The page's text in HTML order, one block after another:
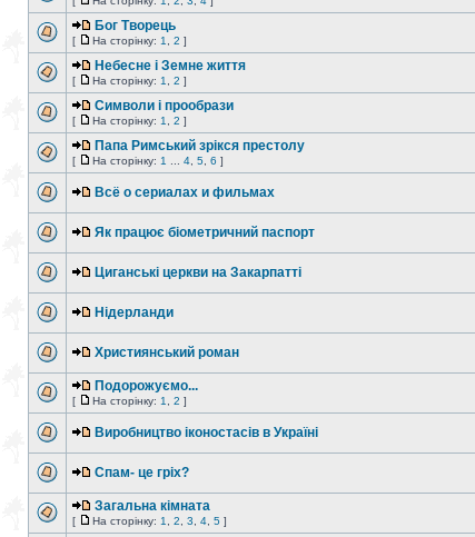
Бог Творець
[ На сторінку: 1 2 ]
Небесне і Земне життя
[ На сторінку: 1 2 ]
Символи і прообрази
[ На сторінку: 1 2 ]
Папа Римський зрікся престолу
[ На сторінку: 1 4 5 6 ]
Всё о сериалах и фильмах
Як працює біометричний паспорт
Циганські церкви на Закарпатті
Нідерланди
Християнський роман
Подорожуємо...
[ На сторінку: 1 2 ]
Виробництво іконостасів в Україні
Спам- це гріх?
Загальна кімната
[ На сторінку: 1 2 3 4 5 ]